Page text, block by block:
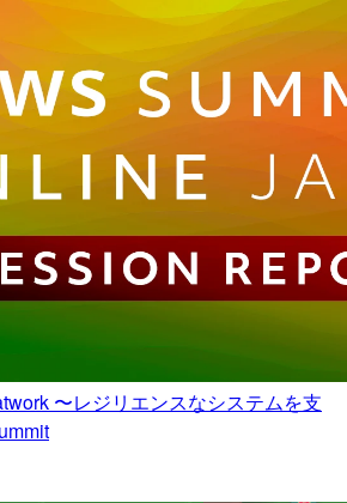
〜レジリエンスなシステムを支